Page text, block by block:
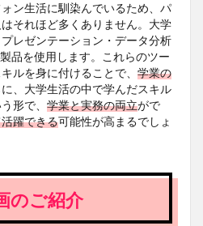
ン生活に馴染んでいるため、パ
それほど多くありません。大学
レゼンテーション・データ分析
品を使用します。これらのツー
ルを身に付けることで、 学業の
、大学生活の中で学んだスキル
形で、 学業と実務の両立がで
躍できる可能性が高まるでしょ
のご紹介